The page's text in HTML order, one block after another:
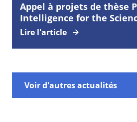
Appel à projets de thèse
Intelligence for the
Lire l'article
Voir d'autres actualités